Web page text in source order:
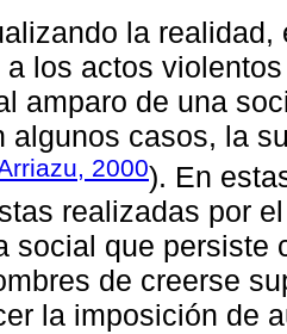
la
a los actos
amparo de una
algunos casos, la
2000). En
realizadas por
social que persiste
de creerse
la imposición de